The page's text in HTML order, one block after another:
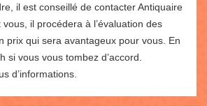
il est conseillé de contacter Antiquaire
il procédera à l’évaluation des
prix qui sera avantageux pour vous. En
si vous vous tombez d’accord.
d’informations.